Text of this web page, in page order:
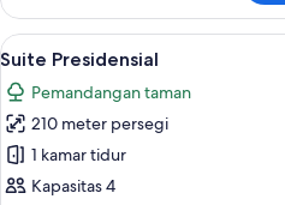
Kamar
Eksekutif,
patio
Lihat
semua
foto
untuk
Suite
Presidensial
9
Suite Presidensial
Pemandangan taman
210 meter persegi
1 kamar tidur
Kapasitas 4